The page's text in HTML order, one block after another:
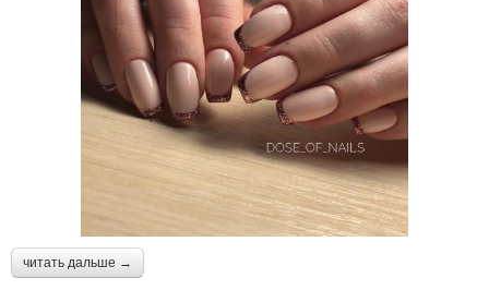
читать дальше →